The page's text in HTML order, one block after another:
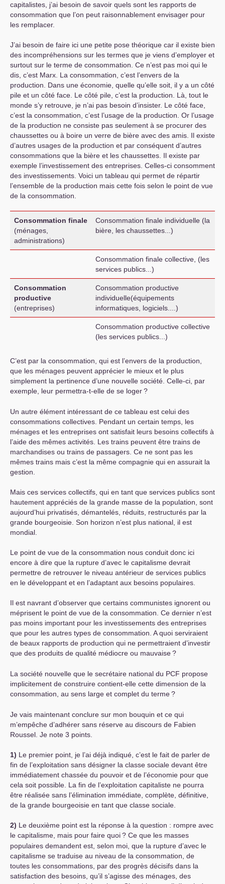
capitalistes, j’ai besoin de savoir quels sont les rapports de
consommation que l’on peut raisonnablement envisager pour
les remplacer.
J’ai besoin de faire ici une petite pose théorique car il existe bien
des incompréhensions sur les termes que je viens d’employer et
surtout sur le terme de consommation. Ce n’est pas moi qui le
dis, c’est Marx. La consommation, c’est l’envers de la
production. Dans une économie, quelle qu’elle soit, il y a un côté
pile et un côté face. Le côté pile, c’est la production. Là, tout le
monde s’y retrouve, je n’ai pas besoin d’insister. Le côté face,
c’est la consommation, c’est l’usage de la production. Or l’usage
de la production ne consiste pas seulement à se procurer des
chaussettes ou à boire un verre de bière avec des amis. Il existe
d’autres usages de la production et par conséquent d’autres
consommations que la bière et les chaussettes. Il existe par
exemple l’investissement des entreprises. Celles-ci consomment
des investissements. Voici un tableau qui permet de répartir
l’ensemble de la production mais cette fois selon le point de vue
de la consommation.
Consommation finale
(ménages,
administrations)
Consommation finale individuelle (la
bière, les chaussettes...)
Consommation finale collective, (les
services publics...)
Consommation
productive
(entreprises)
Consommation productive
individuelle(équipements
informatiques, logiciels....)
Consommation productive collective
(les services publics...)
C’est par la consommation, qui est l’envers de la production,
que les ménages peuvent apprécier le mieux et le plus
simplement la pertinence d’une nouvelle société. Celle-ci, par
exemple, leur permettra-t-elle de se loger?
Un autre élément intéressant de ce tableau est celui des
consommations collectives. Pendant un certain temps, les
ménages et les entreprises ont satisfait leurs besoins collectifs à
l’aide des mêmes activités. Les trains peuvent être trains de
marchandises ou trains de passagers. Ce ne sont pas les
mêmes trains mais c’est la même compagnie qui en assurait la
gestion.
Mais ces services collectifs, qui en tant que services publics sont
hautement appréciés de la grande masse de la population, sont
aujourd’hui privatisés, démantelés, réduits, restructurés par la
grande bourgeoisie. Son horizon n’est plus national, il est
mondial.
Le point de vue de la consommation nous conduit donc ici
encore à dire que la rupture d’avec le capitalisme devrait
permettre de retrouver le niveau antérieur de services publics
en le développant et en l’adaptant aux besoins populaires.
Il est navrant d’observer que certains communistes ignorent ou
méprisent le point de vue de la consommation. Ce dernier n’est
pas moins important pour les investissements des entreprises
que pour les autres types de consommation. A quoi serviraient
de beaux rapports de production qui ne permettraient d’investir
que des produits de qualité médiocre ou mauvaise?
La société nouvelle que le secrétaire national du PCF propose
implicitement de construire contient-elle cette dimension de la
consommation, au sens large et complet du terme?
Je vais maintenant conclure sur mon bouquin et ce qui
m’empêche d’adhérer sans réserve au discours de Fabien
Roussel. Je note 3 points.
1) Le premier point, je l’ai déjà indiqué, c’est le fait de parler de
fin de l’exploitation sans désigner la classe sociale devant être
immédiatement chassée du pouvoir et de l’économie pour que
cela soit possible. La fin de l’exploitation capitaliste ne pourra
être réalisée sans l’élimination immédiate, complète, définitive,
de la grande bourgeoisie en tant que classe sociale.
2) Le deuxième point est la réponse à la question : rompre avec
le capitalisme, mais pour faire quoi? Ce que les masses
populaires demandent est, selon moi, que la rupture d’avec le
capitalisme se traduise au niveau de la consommation, de
toutes les consommations, par des progrès décisifs dans la
satisfaction des besoins, qu’il s’agisse des ménages, des